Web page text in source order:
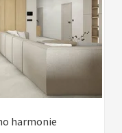
harmonie